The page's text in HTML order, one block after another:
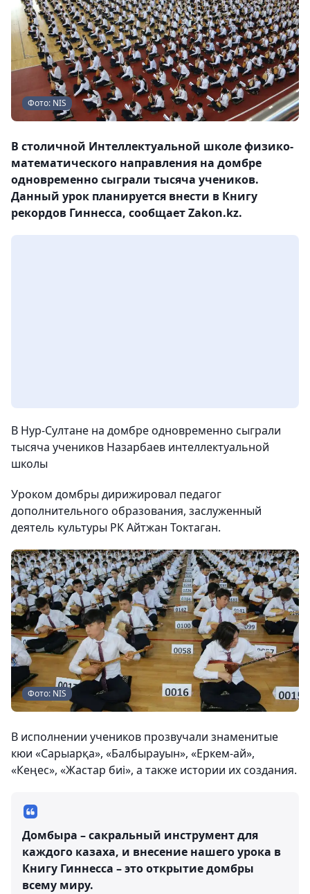
Фото: NIS
В столичной Интеллектуальной школе физико-
математического направления на домбре
одновременно сыграли тысяча учеников.
Данный урок планируется внести в Книгу
рекордов Гиннесса, сообщает Zakon.kz.
В Нур-Султане на домбре одновременно сыграли
тысяча учеников Назарбаев интеллектуальной
школы
Уроком домбры дирижировал педагог
дополнительного образования, заслуженный
деятель культуры РК Айтжан Токтаган.
Фото: NIS
В исполнении учеников прозвучали знаменитые
кюи «Сарыарқа», «Балбырауын», «Еркем-ай»,
«Кеңес», «Жастар биі», а также истории их создания.
Домбыра – сакральный инструмент для
каждого казаха, и внесение нашего урока в
Книгу Гиннесса – это открытие домбры
всему миру.